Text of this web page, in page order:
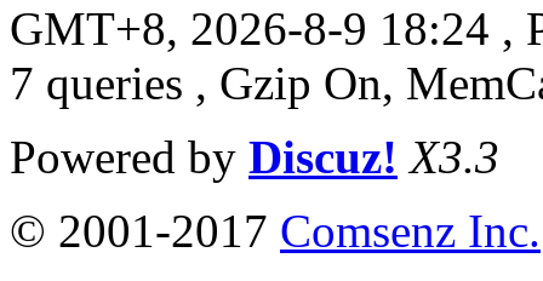
GMT+8, 2026-8-9 18:24 ,
7 queries , Gzip On,
Powered by Discuz! X3.3
© 2001-2017 Comsenz Inc.